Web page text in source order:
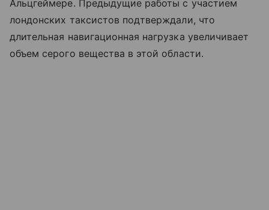
Альцгеймере. Предыдущие работы с участием
лондонских таксистов подтверждали, что
длительная навигационная нагрузка увеличивает
объем серого вещества в этой области.